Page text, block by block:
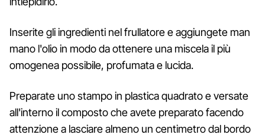
Inserite gli ingredienti nel frullatore e aggiungete man
mano l'olio in modo da ottenere una miscela il più
omogenea possibile, profumata e lucida.
Preparate uno stampo in plastica quadrato e versate
all'interno il composto che avete preparato facendo
attenzione a lasciare almeno un centimetro dal bordo